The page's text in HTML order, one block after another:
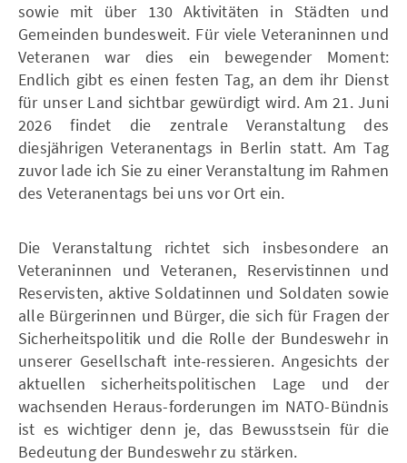
sowie mit über 130 Aktivitäten in Städten und
Gemeinden bundesweit. Für viele Veteraninnen und
Veteranen war dies ein bewegender Moment:
Endlich gibt es einen festen Tag, an dem ihr Dienst
für unser Land sichtbar gewürdigt wird. Am 21. Juni
2026 findet die zentrale Veranstaltung des
diesjährigen Veteranentags in Berlin statt. Am Tag
zuvor lade ich Sie zu einer Veranstaltung im Rahmen
des Veteranentags bei uns vor Ort ein.
Die Veranstaltung richtet sich insbesondere an
Veteraninnen und Veteranen, Reservistinnen und
Reservisten, aktive Soldatinnen und Soldaten sowie
alle Bürgerinnen und Bürger, die sich für Fragen der
Sicherheitspolitik und die Rolle der Bundeswehr in
unserer Gesellschaft inte-ressieren. Angesichts der
aktuellen sicherheitspolitischen Lage und der
wachsenden Heraus-forderungen im NATO-Bündnis
ist es wichtiger denn je, das Bewusstsein für die
Bedeutung der Bundeswehr zu stärken.